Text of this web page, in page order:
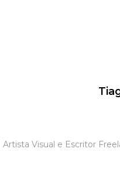
Artista Visual e Escritor